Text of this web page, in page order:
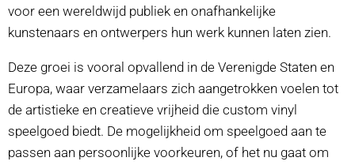
voor een wereldwijd publiek en onafhankelijke
kunstenaars en ontwerpers hun werk kunnen laten zien.
Deze groei is vooral opvallend in de Verenigde Staten en
Europa, waar verzamelaars zich aangetrokken voelen tot
de artistieke en creatieve vrijheid die custom vinyl
speelgoed biedt. De mogelijkheid om speelgoed aan te
passen aan persoonlijke voorkeuren, of het nu gaat om